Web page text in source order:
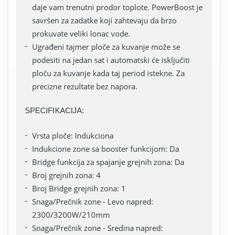
daje vam trenutni prodor toplote. PowerBoost je
savršen za zadatke koji zahtevaju da brzo
prokuvate veliki lonac vode.
Ugrađeni tajmer ploče za kuvanje može se
podesiti na jedan sat i automatski će isključiti
ploču za kuvanje kada taj period istekne. Za
precizne rezultate bez napora.
SPECIFIKACIJA:
Vrsta ploče: Indukciona
Indukcione zone sa booster funkcijom: Da
Bridge funkcija za spajanje grejnih zona: Da
Broj grejnih zona: 4
Broj Bridge grejnih zona: 1
Snaga/Prečnik zone - Levo napred:
2300/3200W/210mm
Snaga/Prečnik zone - Sredina napred: